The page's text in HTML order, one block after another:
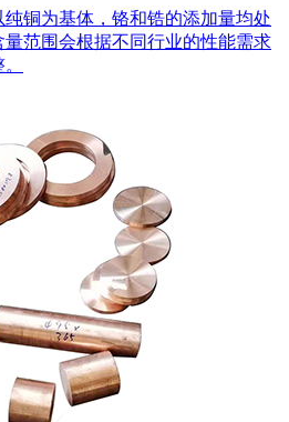
铜为基体，铬和锆的添加量均处
范围会根据不同行业的性能需求